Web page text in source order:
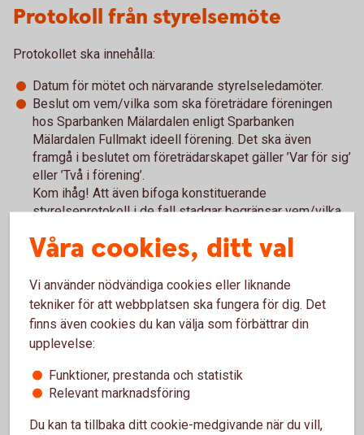
Protokoll från styrelsemöte
Protokollet ska innehålla:
Datum för mötet och närvarande styrelseledamöter.
Beslut om vem/vilka som ska företrädare föreningen
hos Sparbanken Mälardalen enligt Sparbanken
Mälardalen Fullmakt ideell förening. Det ska även
framgå i beslutet om företrädarskapet gäller ’Var för sig’
eller ’Två i förening’.
Kom ihåg! Att även bifoga konstituerande
styrelseprotokoll i de fall stadgar begränsar vem/vilka
Alla protokoll ska vara fysiskt underskrivna av mötets
ordförande och sekreterare samt justerat av mötets
utvalda justerare.
Om föreningen i stadgarna har andra bestämmelser om
vilka som ska underteckna protokoll gäller det som står
i stadgarna.
Kopiorna av protokollen som skickas in med ansökan ska
också vara vidimerade. Det innebär att ytterligare två
att kopian stämmer överens med originalet.
Våra cookies, ditt val
Vi använder nödvändiga cookies eller liknande
tekniker för att webbplatsen ska fungera för dig. Det
finns även cookies du kan välja som förbättrar din
upplevelse:
Funktioner, prestanda och statistik
Relevant marknadsföring
Du kan ta tillbaka ditt cookie-medgivande när du vill,